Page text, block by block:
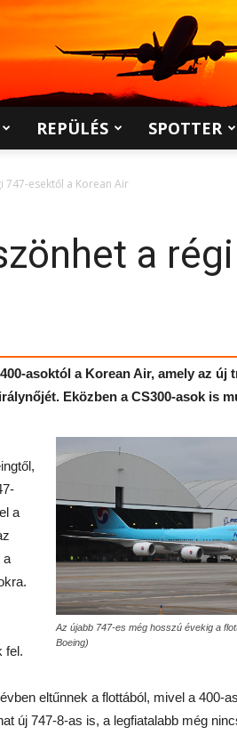
REPÜLÉS SPOTTER
747-esektől a Korean Air
a
asoktól a Korean Air, amely az új
Eközben a CS300-asok is
Az újabb 747-es még hosszú évekig a
Boeing)
a
a
fel.
eltűnnek a flottából, mivel a 400-
új 747-8-as is, a legfiatalabb még